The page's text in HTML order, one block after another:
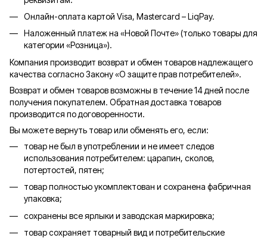
Онлайн-оплата картой Visa, Mastercard – LiqPay.
Наложенный платеж на «Новой Почте» (только товары для
категории «Розница»).
Компания производит возврат и обмен товаров надлежащего
качества согласно Закону «О защите прав потребителей».
Возврат и обмен товаров возможны в течение 14 дней после
получения покупателем. Обратная доставка товаров
производится по договоренности.
Вы можете вернуть товар или обменять его, если:
товар не был в употреблении и не имеет следов
использования потребителем: царапин, сколов,
потертостей, пятен;
товар полностью укомплектован и сохранена фабричная
упаковка;
сохранены все ярлыки и заводская маркировка;
товар сохраняет товарный вид и потребительские